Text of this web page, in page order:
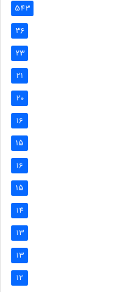
543
36
23
21
20
16
15
16
15
14
13
13
12